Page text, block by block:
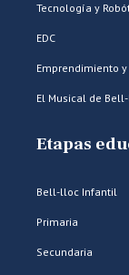
Tecnología y
EDC
Emprendimiento y
El Musical de
Etapas
Bell-lloc Infantil
Primaria
Secundaria